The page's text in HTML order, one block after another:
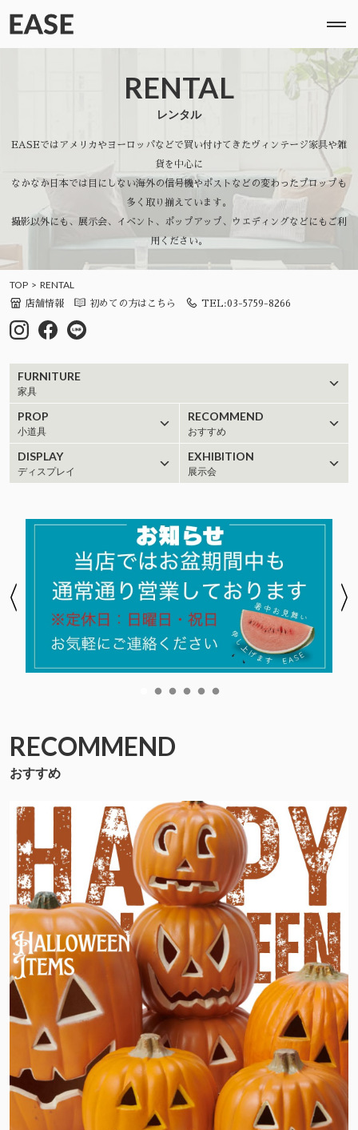
RENTAL
レンタル
EASEではアメリカやヨーロッパなどで買い付けてきたヴィンテージ家具や雑
貨を中心に
なかなか日本では目にしない海外の信号機やポストなどの変わったプロップも
多く取り揃えています。
撮影以外にも、展示会、イベント、ポップアップ、ウエディングなどにもご利
用ください。
TOP RENTAL
店舗情報 初めての方はこちら TEL:03-5759-8266
FURNITURE
家具
PROP
小道具
RECOMMEND
おすすめ
DISPLAY
ディスプレイ
EXHIBITION
展示会
RECOMMEND
おすすめ